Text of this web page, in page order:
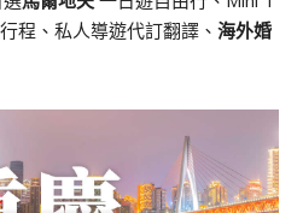
程、私人導遊代訂翻譯、 海外婚